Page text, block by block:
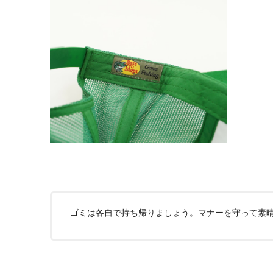
ゴミは各自で持ち帰りましょう。マナーを守って素